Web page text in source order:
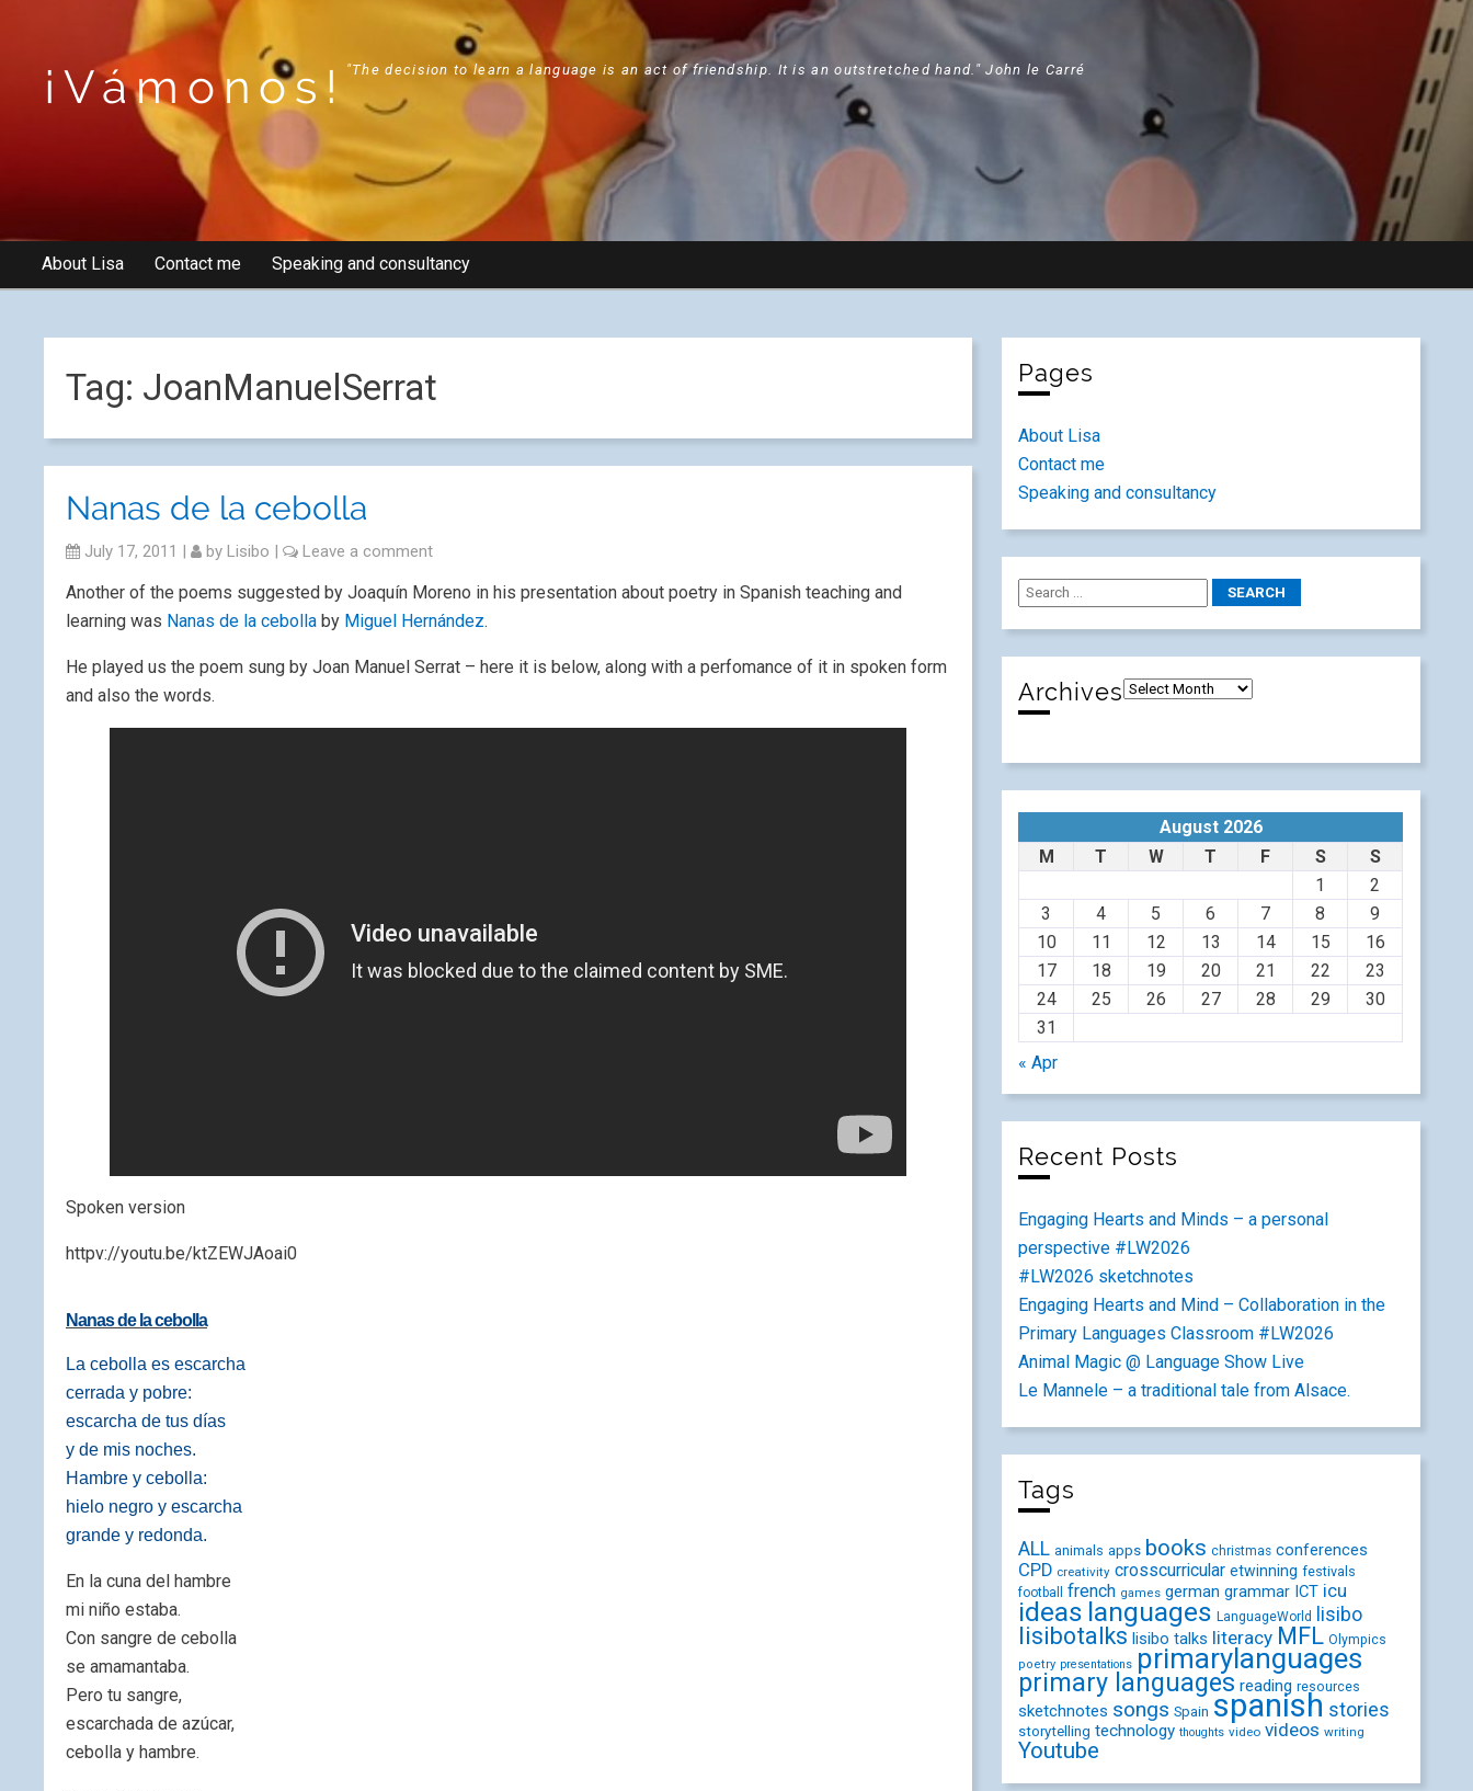
¡Vámonos! "The decision to learn a language is an act of friendship. It is an outstretched hand." John le Carré
About Lisa Contact me Speaking and consultancy
Tag: JoanManuelSerrat
Nanas de la cebolla
July 17, 2011 | by Lisibo | Leave a comment
Another of the poems suggested by Joaquín Moreno in his presentation about poetry in Spanish teaching and
learning was Nanas de la cebolla by Miguel Hernández.
He played us the poem sung by Joan Manuel Serrat – here it is below, along with a perfomance of it in spoken form
and also the words.
Spoken version
httpv://youtu.be/ktZEWJAoai0
Nanas de la cebolla
La cebolla es escarcha
cerrada y pobre:
escarcha de tus días
y de mis noches.
Hambre y cebolla:
hielo negro y escarcha
grande y redonda.
En la cuna del hambre
mi niño estaba.
Con sangre de cebolla
se amamantaba.
Pero tu sangre,
escarchada de azúcar,
cebolla y hambre.
Pages
About Lisa
Contact me
Speaking and consultancy
Archives
August 2026
M
T W T F S
S
1
2
3
4 5 6 7 8
9
10
11 12 13 14 15
16
17
18 19 20 21 22
23
24
25 26 27 28 29
30
31
« Apr
Recent Posts
Engaging Hearts and Minds – a personal
perspective #LW2026
#LW2026 sketchnotes
Engaging Hearts and Mind – Collaboration in the
Primary Languages Classroom #LW2026
Animal Magic @ Language Show Live
Le Mannele – a traditional tale from Alsace.
Tags
ALL animals apps books christmas conferences
CPD creativity crosscurricular etwinning festivals
football french games german grammar ICT icu
ideas languages LanguageWorld lisibo
lisibotalks lisibo talks literacy MFL Olympics
poetry presentations primarylanguages
primary languages reading resources
sketchnotes songs Spain spanish stories
storytelling technology thoughts video videos writing
Youtube